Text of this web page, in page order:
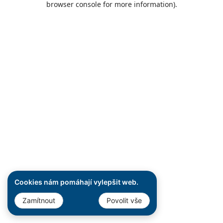
Cookies nám pomáhají vylepšit web.
Zamítnout Povolit vše
browser console for more information).